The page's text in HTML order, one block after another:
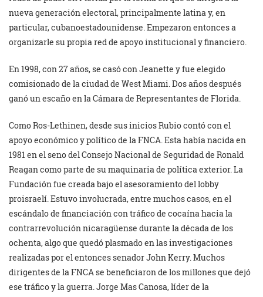
nueva generación electoral, principalmente latina y, en
particular, cubanoestadounidense. Empezaron entonces a
organizarle su propia red de apoyo institucional y financiero.
En 1998, con 27 años, se casó con Jeanette y fue elegido
comisionado de la ciudad de West Miami. Dos años después
ganó un escaño en la Cámara de Representantes de Florida.
Como Ros-Lethinen, desde sus inicios Rubio contó con el
apoyo económico y político de la FNCA. Esta había nacida en
1981 en el seno del Consejo Nacional de Seguridad de Ronald
Reagan como parte de su maquinaria de política exterior. La
Fundación fue creada bajo el asesoramiento del lobby
proisraelí. Estuvo involucrada, entre muchos casos, en el
escándalo de financiación con tráfico de cocaína hacia la
contrarrevolución nicaragüense durante la década de los
ochenta, algo que quedó plasmado en las investigaciones
realizadas por el entonces senador John Kerry. Muchos
dirigentes de la FNCA se beneficiaron de los millones que dejó
ese tráfico y la guerra. Jorge Mas Canosa, líder de la